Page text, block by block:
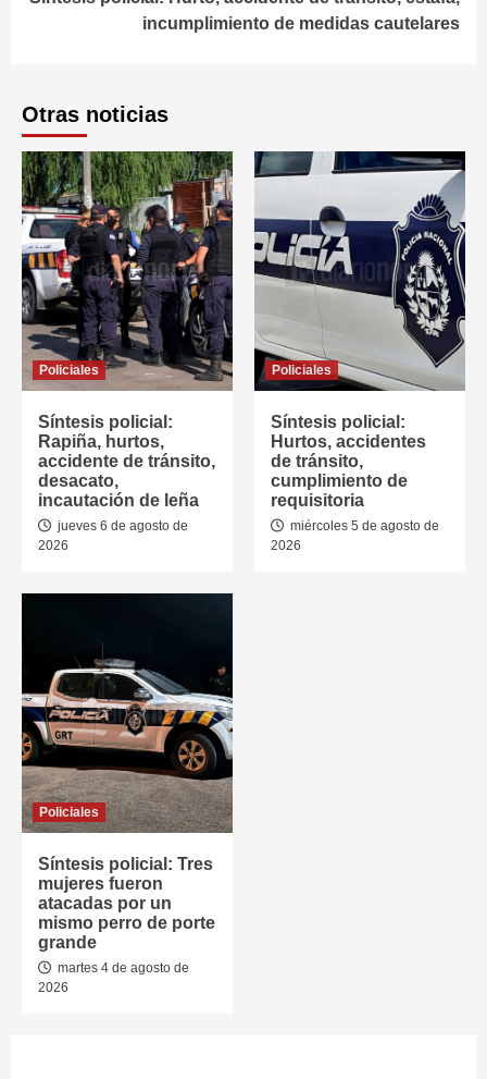
incumplimiento de medidas cautelares
Otras noticias
Policiales
Síntesis policial:
Rapiña, hurtos,
accidente de tránsito,
desacato,
incautación de leña
jueves 6 de agosto de
2026
Policiales
Síntesis policial:
Hurtos, accidentes
de tránsito,
cumplimiento de
requisitoria
miércoles 5 de agosto de
2026
Policiales
Síntesis policial: Tres
mujeres fueron
atacadas por un
mismo perro de porte
grande
martes 4 de agosto de
2026